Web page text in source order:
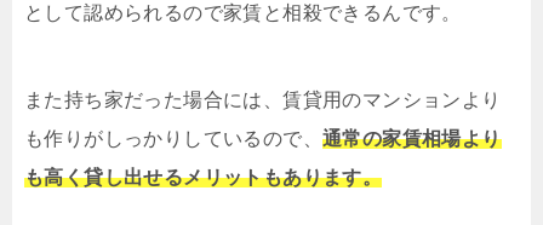
として認められるので家賃と相殺できるんです。
また持ち家だった場合には、賃貸用のマンションより
も作りがしっかりしているので、 通常の家賃相場より
も高く貸し出せるメリットもあります。